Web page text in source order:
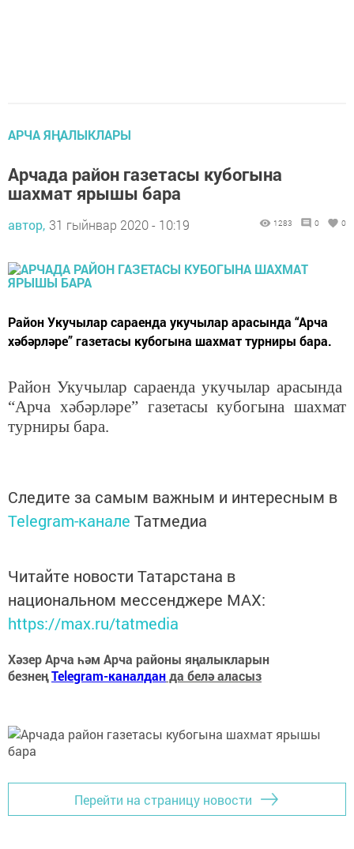
АРЧА ЯҢАЛЫКЛАРЫ
Арчада район газетасы кубогына
шахмат ярышы бара
автор, 31 гыйнвар 2020 - 10:19 1283 0 0
Район Укучылар сараенда укучылар арасында “Арча
хәбәрләре” газетасы кубогына шахмат турниры бара.
Район Укучылар сараенда укучылар арасында
“Арча хәбәрләре” газетасы кубогына шахмат
турниры бара.
Следите за самым важным и интересным в
Telegram-канале Татмедиа
Читайте новости Татарстана в
национальном мессенджере MАХ:
https://max.ru/tatmedia
Хәзер Арча һәм Арча районы яңалыкларын
безнеңTelegram-каналданда белә аласыз
Перейти на страницу новости